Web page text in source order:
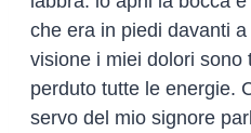
che era in piedi davanti
visione i miei dolori sono
perduto tutte le energie.
servo del mio signore